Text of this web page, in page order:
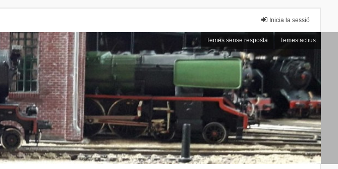
Inicia la sessió
Temes sense resposta Temes actius